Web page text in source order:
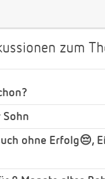
zum
Sohn
ohne Erfolg😔,